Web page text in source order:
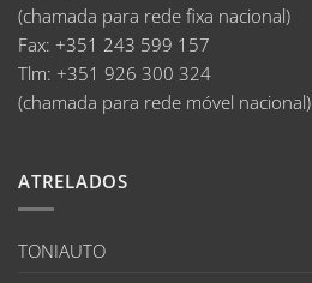
(chamada para rede fixa nacional)
Fax: +351 243 599 157
Tlm: +351 926 300 324
(chamada para rede móvel nacional)
ATRELADOS
TONIAUTO